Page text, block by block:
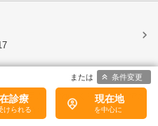
す。気さくでゆっくりした口調でき
ても頼りにな... 続きを読む
診療 現在地
条件変更